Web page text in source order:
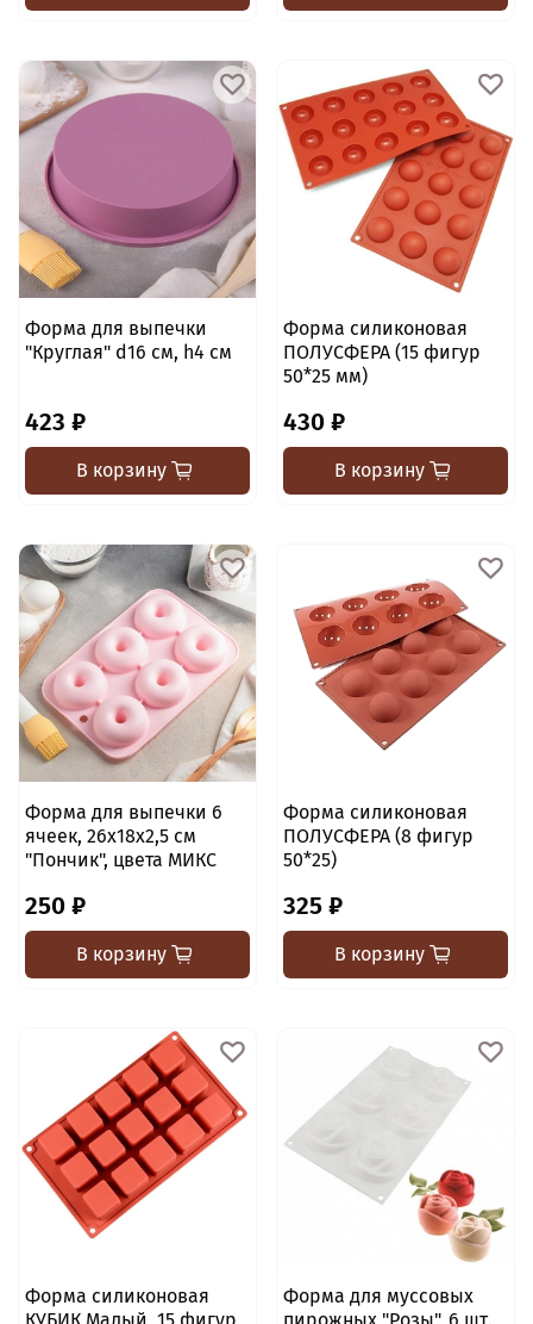
Форма для выпечки
"Круглая" d16 см, h4 см
423 ₽
В корзину
Форма силиконовая
ПОЛУСФЕРА (15 фигур
50*25 мм)
430 ₽
В корзину
Форма для выпечки 6
ячеек, 26х18х2,5 см
"Пончик", цвета МИКС
250 ₽
В корзину
Форма силиконовая
ПОЛУСФЕРА (8 фигур
50*25)
325 ₽
В корзину
Форма силиконовая
Форма для муссовых